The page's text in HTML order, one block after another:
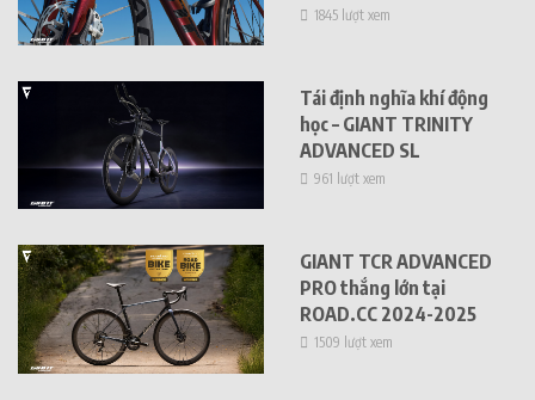
1845 lượt xem
Tái định nghĩa khí động
học – GIANT TRINITY
ADVANCED SL
961 lượt xem
GIANT TCR ADVANCED
PRO thắng lớn tại
ROAD.CC 2024-2025
1509 lượt xem